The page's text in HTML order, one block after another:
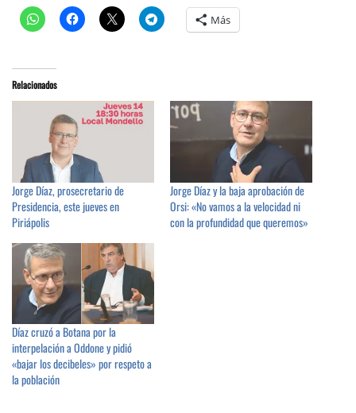
Más
Relacionados
Jorge Díaz, prosecretario de
Presidencia, este jueves en
Piriápolis
Jorge Díaz y la baja aprobación de
Orsi: «No vamos a la velocidad ni
con la profundidad que queremos»
Díaz cruzó a Botana por la
interpelación a Oddone y pidió
«bajar los decibeles» por respeto a
la población